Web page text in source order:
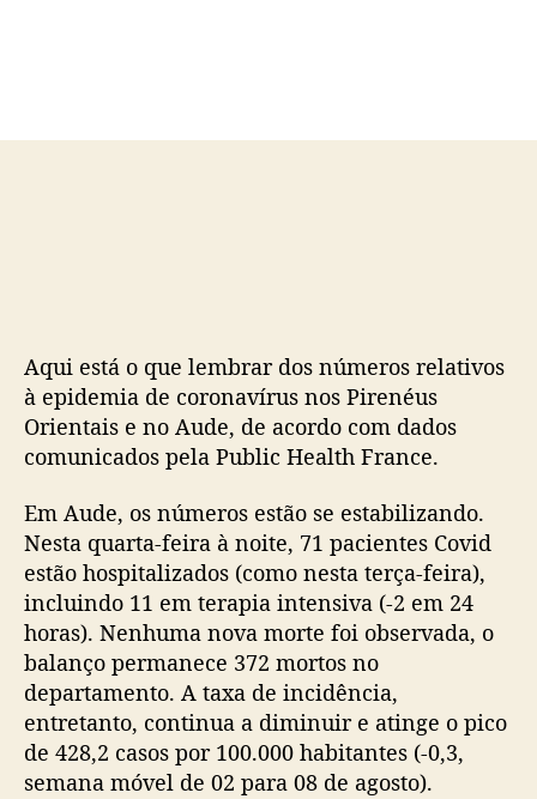
o
b
Aqui está o que lembrar dos números relativos
à epidemia de coronavírus nos Pirenéus
Orientais e no Aude, de acordo com dados
comunicados pela Public Health France.
Em Aude, os números estão se estabilizando.
Nesta quarta-feira à noite, 71 pacientes Covid
estão hospitalizados (como nesta terça-feira),
incluindo 11 em terapia intensiva (-2 em 24
horas). Nenhuma nova morte foi observada, o
balanço permanece 372 mortos no
departamento. A taxa de incidência,
entretanto, continua a diminuir e atinge o pico
de 428,2 casos por 100.000 habitantes (-0,3,
semana móvel de 02 para 08 de agosto).